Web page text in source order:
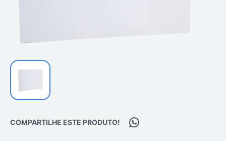
COMPARTILHE ESTE PRODUTO! Compartilhar no